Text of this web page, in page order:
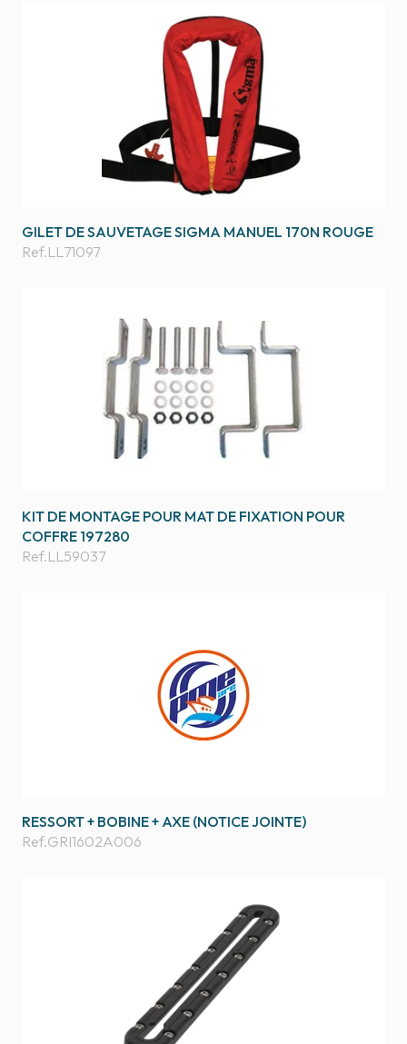
GILET DE SAUVETAGE SIGMA MANUEL 170N ROUGE
Ref.LL71097
KIT DE MONTAGE POUR MAT DE FIXATION POUR
COFFRE 197280
Ref.LL59037
RESSORT + BOBINE + AXE (NOTICE JOINTE)
Ref.GRI1602A006